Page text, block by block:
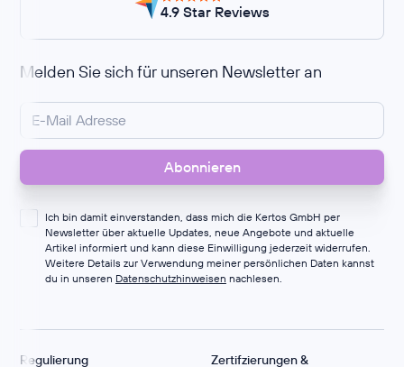
4.9 Star Reviews
Melden Sie sich für unseren Newsletter an
Ich bin damit einverstanden, dass mich die Kertos GmbH per
Newsletter über aktuelle Updates, neue Angebote und aktuelle
Artikel informiert und kann diese Einwilligung jederzeit widerrufen.
Weitere Details zur Verwendung meiner persönlichen Daten kannst
du in unseren Datenschutzhinweisen nachlesen.
Regulierung
Zertifzierungen &